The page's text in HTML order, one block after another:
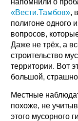
«Вести.Тамбов»,
полигоне одного
вопросов,
Даже не трёх, а
строительство
территории. Вот
большой,
Местные
похоже, не
этого мусорного